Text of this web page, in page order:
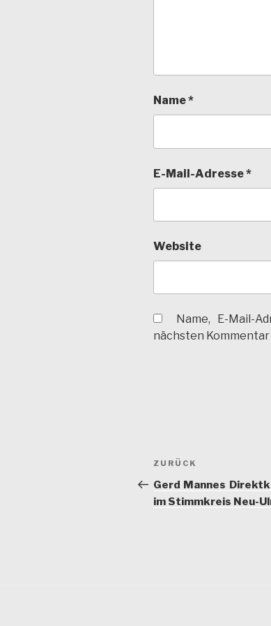
Name*
E-Mail-Adresse*
Website
Name, E-Mail-
nächsten
Vorheriger
Beitrag
ZURÜCK
Gerd Mannes
im Stimmkreis Neu-